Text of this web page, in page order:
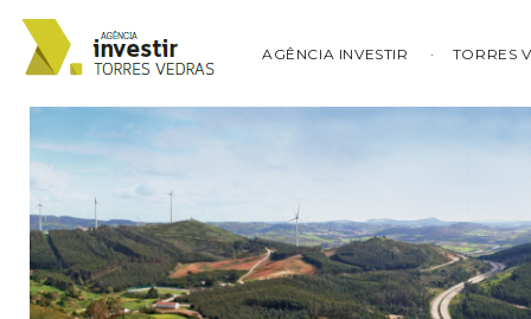
AGÊNCIA INVESTIR TORRES